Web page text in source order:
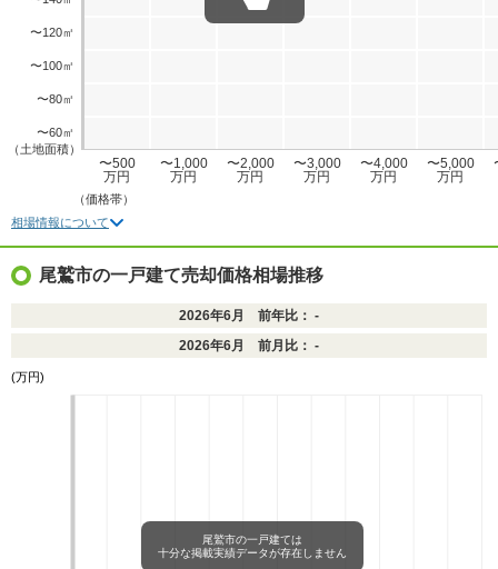
〜120㎡
〜100㎡
〜80㎡
〜60㎡
（土地面積）
〜500
万円
〜1,000
万円
〜2,000
万円
〜3,000
万円
〜4,000
万円
〜5,000
万円
（価格帯）
相場情報について
尾鷲市の一戸建て売却価格相場推移
2026年6月 前年比： -
2026年6月 前月比： -
尾鷲市の一戸建ては
十分な掲載実績データが存在しません
(万円)